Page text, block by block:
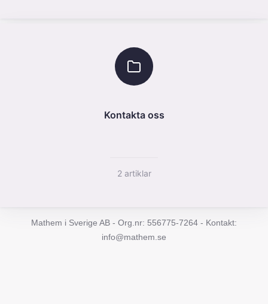
Kontakta oss
2 artiklar
Mathem i Sverige AB - Org.nr: 556775-7264 - Kontakt:
info@mathem.se